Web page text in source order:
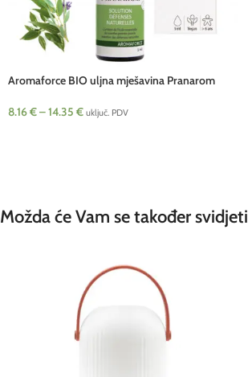
Aromaforce BIO uljna mješavina Pranarom
8.16€–14.35 € uključ. PDV
Možda će Vam se također svidjeti